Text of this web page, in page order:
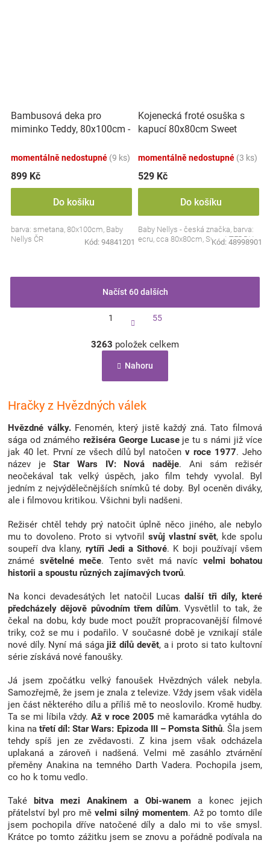
Bambusová deka pro
miminko Teddy, 80x100cm -
momentálně nedostupné (9 ks)
899 Kč
Do košíku
barva: smetana, 80x100cm, Baby
Nellys ČR
Kód: 94841201
Kojenecká froté osuška s
kapucí 80x80cm Sweet
momentálně nedostupné (3 ks)
529 Kč
Do košíku
Baby Nellys - česká značka, barva:
ecru, cca 80x80cm, Sweet TEDDY
Kód: 48998901
v
á
d
c
í
p
r
v
k
y
v
ý
p
s
u
Načíst 60 dalších
t
á
n
k
v
n
1 55
3263 položek celkem
Nahoru
Hračky z Hvězdných válek
Hvězdné války.Fenomén, který jistě každý zná. Tato filmová
sága od známého režiséra George Lucaseje tu s námi již více
jak 40 let. První ze všech dílů byl natočenv roce 1977. Jeho
název jeStar Wars IV: Nová naděje. Ani sám režisér
neočekával tak velký úspěch, jako film tehdy vyvolal. Byl
jedním z nejvýdělečnějších snímků té doby. Byl oceněn diváky,
ale i filmovou kritikou. Všichni byli nadšeni.
Režisér chtěl tehdy prý natočit úplně něco jiného, ale nebylo
mu to dovoleno. Proto si vytvořil svůj vlastní svět, kde spolu
soupeří dva klany, rytíři Jedi a Sithové. K boji používají všem
známé světelné meče. Tento svět má navíc velmi bohatou
historii a spoustu různých zajímavých tvorů.
Na konci devadesátých let natočil Lucas další tři díly, které
předcházely dějově původním třem dílům. Vysvětlil to tak, že
čekal na dobu, kdy bude moct použít propracovanější filmové
triky, což se mu i podařilo. V současné době je vznikají stále
nové díly. Nyní má ságajiž dílů devět, a i proto si tato kultovní
série získává nové fanoušky.
Já jsem zpočátku velký fanoušek Hvězdných válek nebyla.
Samozřejmě, že jsem je znala z televize. Vždy jsem však viděla
jen část některého dílu a příliš mě to neoslovilo. Kromě hudby.
Ta se mi líbila vždy. Až v roce 2005 mě kamarádka vytáhla do
kina natřetí díl: Star Wars: Epizoda III – Pomsta Sithů. Šla jsem
tehdy spíš jen ze zvědavosti. Z kina jsem však odcházela
uplakaná a zároveň i nadšená. Velmi mě zasáhlo ztvárnění
přeměny Anakina na temného Darth Vadera. Pochopila jsem,
co ho k tomu vedlo.
Také bitva mezi Anakinem a Obi-wanem a konec jejich
přátelství byl pro mě velmi silný momentem. Až po tomto díle
jsem pochopila dříve natočené díly a dalo mi to vše smysl.
Krátce po tomto zážitku jsem se znovu a pořádně podívala na